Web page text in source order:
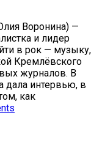
Воронина) —
и лидер
в рок — музыку,
Кремлёвского
журналов. В
дала интервью, в
как